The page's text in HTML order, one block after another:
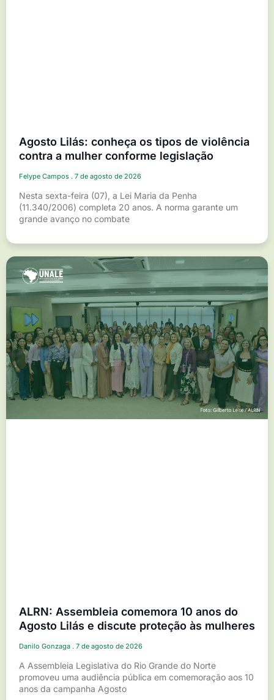
Agosto Lilás: conheça os tipos de violência
contra a mulher conforme legislação
Felype Campos 7 de agosto de 2026
Nesta sexta-feira (07), a Lei Maria da Penha
(11.340/2006) completa 20 anos. A norma garante um
grande avanço no combate
ALRN: Assembleia comemora 10 anos do
Agosto Lilás e discute proteção às mulheres
Danilo Gonzaga 7 de agosto de 2026
A Assembleia Legislativa do Rio Grande do Norte
promoveu uma audiência pública em comemoração aos 10
anos da campanha Agosto